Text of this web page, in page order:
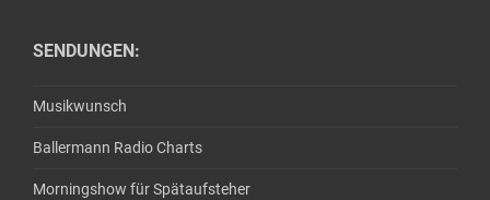
SENDUNGEN:
Musikwunsch
Ballermann Radio Charts
Morningshow für Spätaufsteher